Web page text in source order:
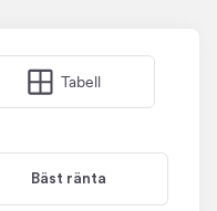
Tabell
Bäst ränta